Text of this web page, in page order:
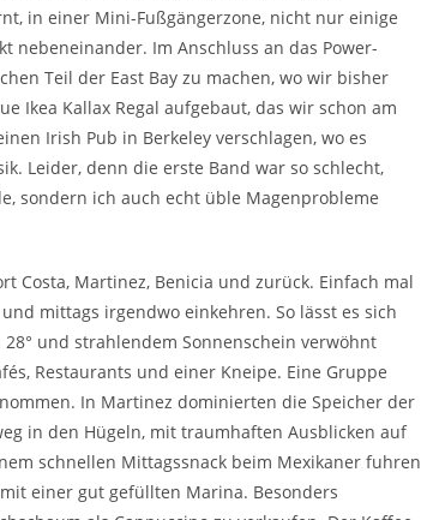
in einer Mini-Fußgängerzone, nicht nur einige
nebeneinander. Im Anschluss an das Power-
Teil der East Bay zu machen, wo wir bisher
Ikea Kallax Regal aufgebaut, das wir schon am
Irish Pub in Berkeley verschlagen, wo es
Leider, denn die erste Band war so schlecht,
sondern ich auch echt üble Magenprobleme
Costa, Martinez, Benicia und zurück. Einfach mal
mittags irgendwo einkehren. So lässt es sich
und strahlendem Sonnenschein verwöhnt
Restaurants und einer Kneipe. Eine Gruppe
In Martinez dominierten die Speicher der
in den Hügeln, mit traumhaften Ausblicken auf
schnellen Mittagssnack beim Mexikaner fuhren
einer gut gefüllten Marina. Besonders